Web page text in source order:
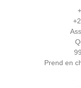
Prend en